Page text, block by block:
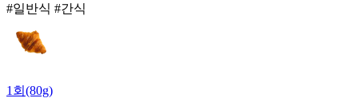
#일반식 #간식
1회(80g)